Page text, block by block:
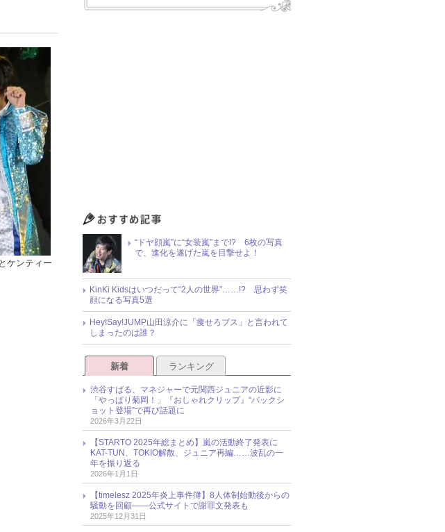
ケンティー
“ドヤ顔嵐”に“女装嵐”まで!? 6枚の写真
で、進化を遂げた嵐を目撃せよ！
KinKi Kidsはいつだって“2人の世界”……!? 思わず笑
顔になる写真5選
Hey!Say!JUMP山田涼介に「痩せろブス」と言われて
しまったのは誰？
新着 ランキング
渋谷すばる、マネジャーで元関西ジュニアの近影に
「やっぱり菊岡！」『おしゃれクリップ』“バックシ
ョット登場”で再び話題に
2026年3月22日
【STARTO 2025年総まとめ】嵐の活動終了発表に
KAT-TUN、TOKIO解散、ジュニア再編……波乱の一
年を振り返る
2026年1月1日
【timelesz 2025年炎上事件簿】8人体制始動後からの
騒動を回顧――公式サイトで謝罪文発表も
2025年12月31日